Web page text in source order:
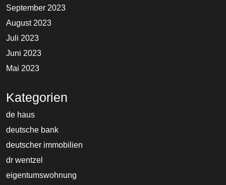
September 2023
August 2023
Juli 2023
Juni 2023
Mai 2023
Kategorien
de haus
deutsche bank
deutscher immobilien
dr wentzel
eigentumswohnung